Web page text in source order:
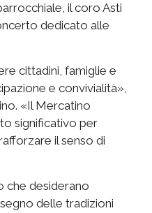
il coro Asti
dedicato alle
cittadini, famiglie e
e convivialità»,
«Il Mercatino
significativo per
il senso di
che desiderano
delle tradizioni